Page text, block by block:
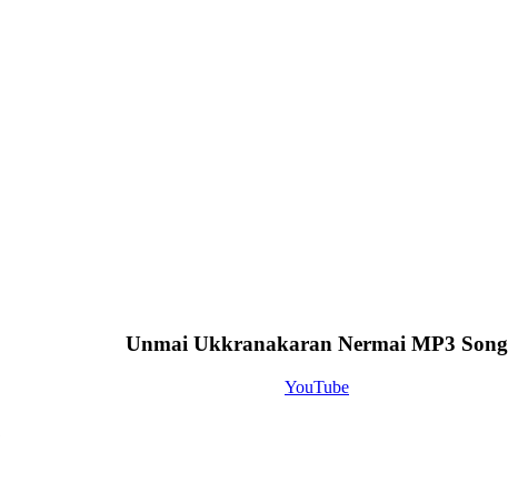
Unmai Ukkranakaran Nermai MP3 Song
YouTube